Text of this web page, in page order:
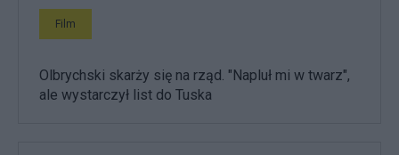
Film
Olbrychski skarży się na rząd. "Napluł mi w twarz",
ale wystarczył list do Tuska